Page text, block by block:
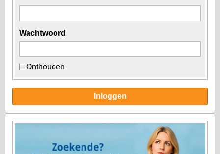
Wachtwoord
Onthouden
Inloggen